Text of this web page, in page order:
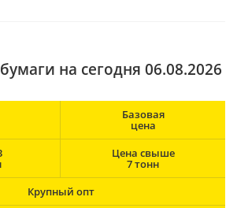
на сегодня 06.08.2026
Базовая
цена
Цена свыше
7 тонн
Крупный опт